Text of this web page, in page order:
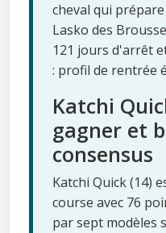
cheval qui
Lasko des
121 jours d'arrêt
: profil de rentrée
Katchi
gagner et
consensus
Katchi Quick (14)
course avec 76
par sept modèles